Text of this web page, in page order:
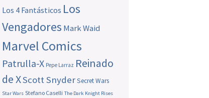
Los 4 Fantásticos Los
Vengadores Mark Waid
Marvel Comics
Patrulla-X Pepe Larraz Reinado
de XScott SnyderSecret Wars
Star Wars Stefano Caselli The Dark Knight Rises